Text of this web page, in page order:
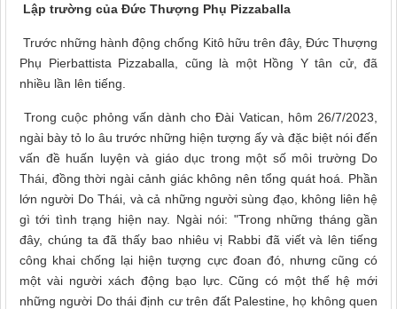
Lập trường của Đức Thượng Phụ Pizzaballa
Trước những hành động chống Kitô hữu trên đây, Đức Thượng
Phụ Pierbattista Pizzaballa, cũng là một Hồng Y tân cử, đã
nhiều lần lên tiếng.
Trong cuộc phỏng vấn dành cho Đài Vatican, hôm 26/7/2023,
ngài bày tỏ lo âu trước những hiện tượng ấy và đặc biệt nói đến
vấn đề huấn luyện và giáo dục trong một số môi trường Do
Thái, đồng thời ngài cảnh giác không nên tổng quát hoá. Phần
lớn người Do Thái, và cả những người sùng đạo, không liên hệ
gì tới tình trạng hiện nay. Ngài nói: "Trong những tháng gần
đây, chúng ta đã thấy bao nhiêu vị Rabbi đã viết và lên tiếng
công khai chống lại hiện tượng cực đoan đó, nhưng cũng có
một vài người xách động bạo lực. Cũng có một thế hệ mới
những người Do thái định cư trên đất Palestine, họ không quen